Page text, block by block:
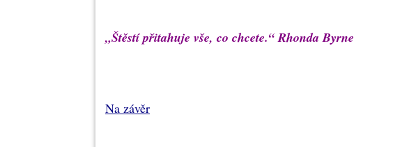
„Štěstí přitahuje vše, co chcete.“ Rhonda Byrne
Na závěr